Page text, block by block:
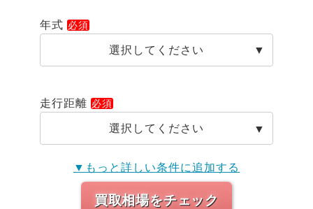
年式
選択してください
走行距離
選択してください
▼もっと詳しい条件に追加する
買取相場をチェック